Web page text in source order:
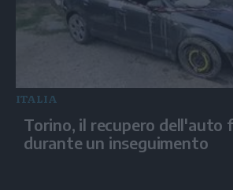
ITALIA
Torino, il recupero dell'auto
durante un inseguimento